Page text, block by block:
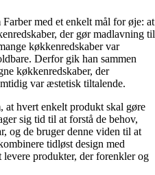
med et enkelt mål for øje: at
der gør madlavning til
køkkenredskaber var
Derfor gik han sammen
køkkenredskaber, der
var æstetisk tiltalende.
at hvert enkelt produkt skal gøre
sig tid til at forstå de behov,
og de bruger denne viden til at
tidløst design med
produkter, der forenkler og